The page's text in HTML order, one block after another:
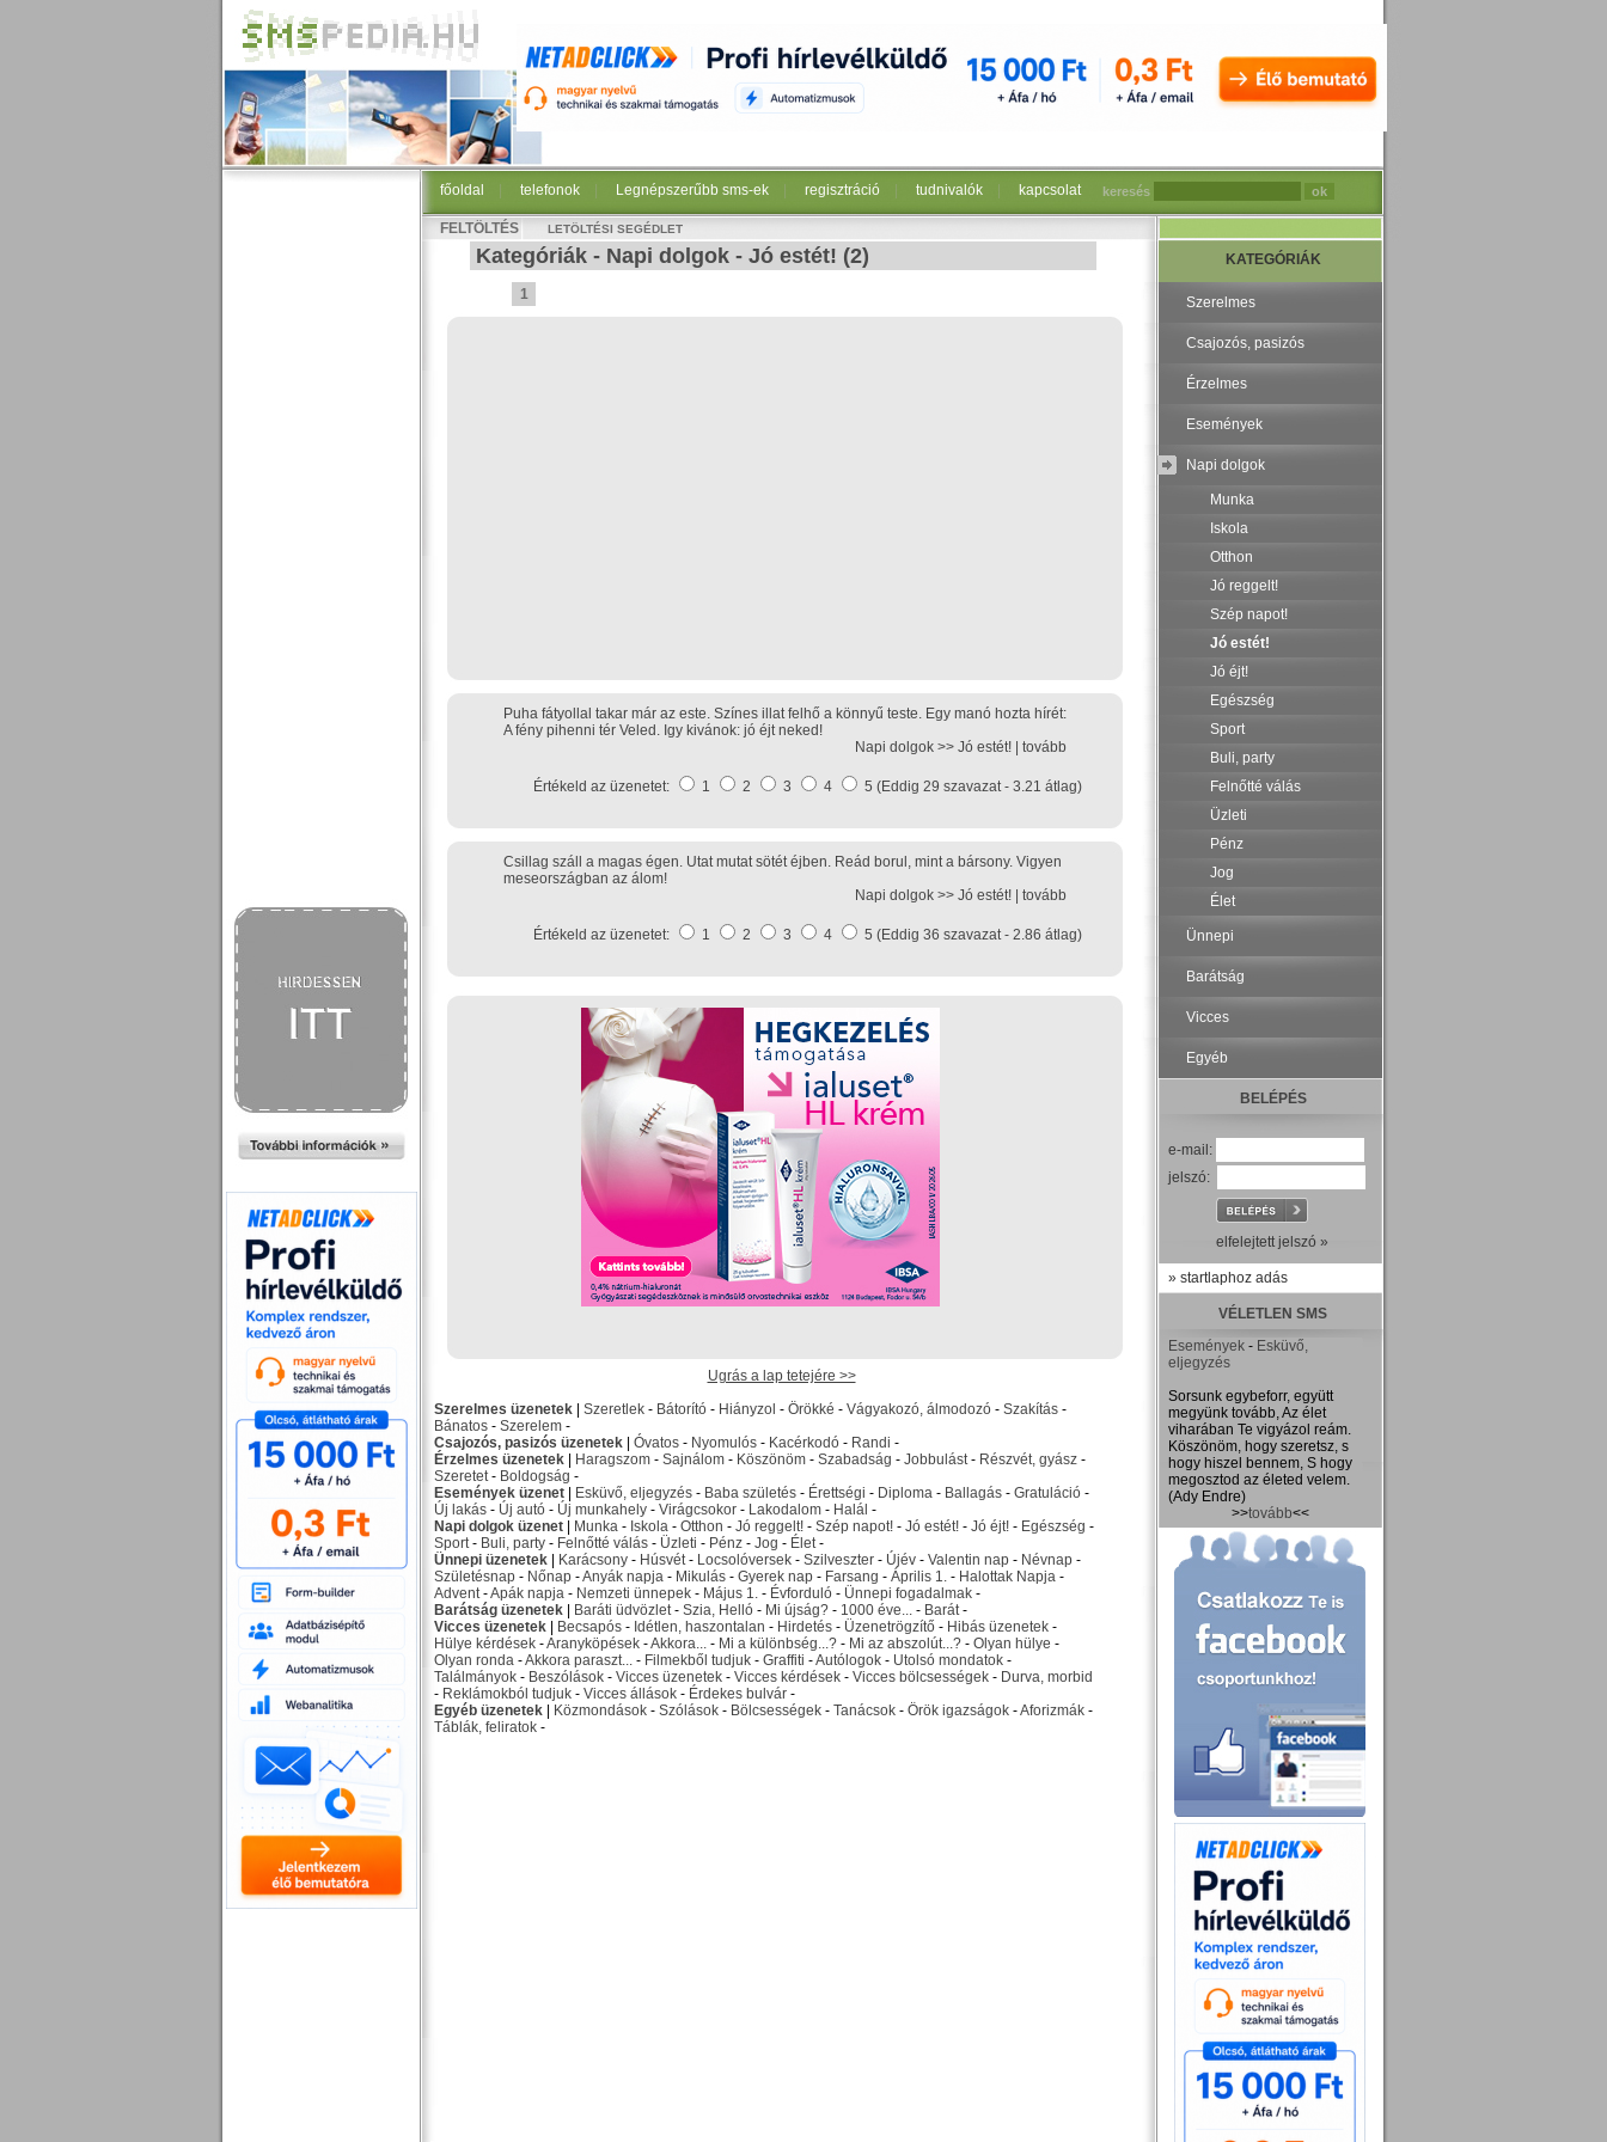
főoldal telefonok Legnépszerűbb sms-ek regisztráció tudnivalók kapcsolat keresés
FELTÖLTÉS LETÖLTÉSI SEGÉDLET
Kategóriák - Napi dolgok - Jó estét! (2)
1
Puha fátyollal takar már az este. Színes illat felhő a könnyű teste. Egy manó hozta hírét:
A fény pihenni tér Veled. Igy kivánok: jó éjt neked!
Napi dolgok >> Jó estét! tovább
Értékeld az üzenetet: 1 2 3 4 5 (Eddig 29 szavazat - 3.21 átlag)
Csillag száll a magas égen. Utat mutat sötét éjben. Reád borul, mint a bársony. Vigyen
meseországban az álom!
Napi dolgok >> Jó estét! tovább
Értékeld az üzenetet: 1 2 3 4 5 (Eddig 36 szavazat - 2.86 átlag)
Ugrás a lap tetejére >>
Szerelmes üzenetek
Szeretlek - Bátorító - Hiányzol - Örökké - Vágyakozó, álmodozó - Szakítás -
Bánatos - Szerelem -
Csajozós, pasizós üzenetek
Óvatos - Nyomulós - Kacérkodó - Randi -
Érzelmes üzenetek
Haragszom - Sajnálom - Köszönöm - Szabadság - Jobbulást- Részvét, gyász -
Szeretet- Boldogság -
Események üzenet
Esküvő, eljegyzés - Baba születés - Érettségi - Diploma - Ballagás - Gratuláció -
Új lakás - Új autó - Új munkahely - Virágcsokor - Lakodalom - Halál -
Napi dolgok üzenet
Munka - Iskola - Otthon - Jó reggelt! - Szép napot! - Jó estét! - Jó éjt! - Egészség -
Sport- Buli, party - Felnőtté válás - Üzleti - Pénz - Jog - Élet-
Ünnepi üzenetek
Karácsony - Húsvét- Locsolóversek - Szilveszter - Újév - Valentin nap - Névnap -
Születésnap - Nőnap -Anyák napja - Mikulás - Gyerek nap - Farsang - Április 1. - Halottak Napja -
Advent-Apák napja - Nemzeti ünnepek - Május 1. - Évforduló - Ünnepi fogadalmak -
Barátság üzenetek
Baráti üdvözlet- Szia, Helló - Mi újság? - 1000 éve... - Barát-
Vicces üzenetek
Becsapós - Idétlen, haszontalan - Hirdetés - Üzenetrögzítő - Hibás üzenetek -
Hülye kérdések -Aranyköpések -Akkora... - Mi a különbség...? - Mi az abszolút...? - Olyan hülye -
Olyan ronda -Akkora paraszt... - Filmekből tudjuk - Graffiti -Autólogok - Utolsó mondatok -
Találmányok - Beszólások - Vicces üzenetek - Vicces kérdések - Vicces bölcsességek - Durva, morbid
- Reklámokból tudjuk - Vicces állások - Érdekes bulvár -
Egyéb üzenetek
Közmondások - Szólások - Bölcsességek - Tanácsok - Örök igazságok -Aforizmák -
Táblák, feliratok -
KATEGÓRIÁK
Szerelmes
Csajozós, pasizós
Érzelmes
Események
Napi dolgok
Munka
Iskola
Otthon
Jó reggelt!
Szép napot!
Jó estét!
Jó éjt!
Egészség
Sport
Buli, party
Felnőtté válás
Üzleti
Pénz
Jog
Élet
Ünnepi
Barátság
Vicces
Egyéb
BELÉPÉS
e-mail:
jelszó:
elfelejtett jelszó »
» startlaphoz adás
VÉLETLEN SMS
Események - Esküvő,
eljegyzés
Sorsunk egybeforr, együtt
megyünk tovább, Az élet
viharában Te vigyázol reám.
Köszönöm, hogy szeretsz, s
hogy hiszel bennem, S hogy
megosztod az életed velem.
(Ady Endre)
>>tovább<<